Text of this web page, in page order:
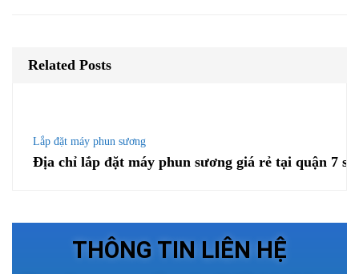
Related Posts
Lắp đặt máy phun sương
Địa chỉ lắp đặt máy phun sương giá rẻ tại quận 7
THÔNG TIN LIÊN HỆ